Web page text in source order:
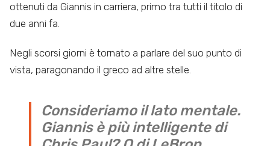
ottenuti da Giannis in carriera, primo tra tutti il titolo di
due anni fa.
Negli scorsi giorni è tornato a parlare del suo punto di
vista, paragonando il greco ad altre stelle.
Consideriamo il lato mentale.
Giannis è più intelligente di